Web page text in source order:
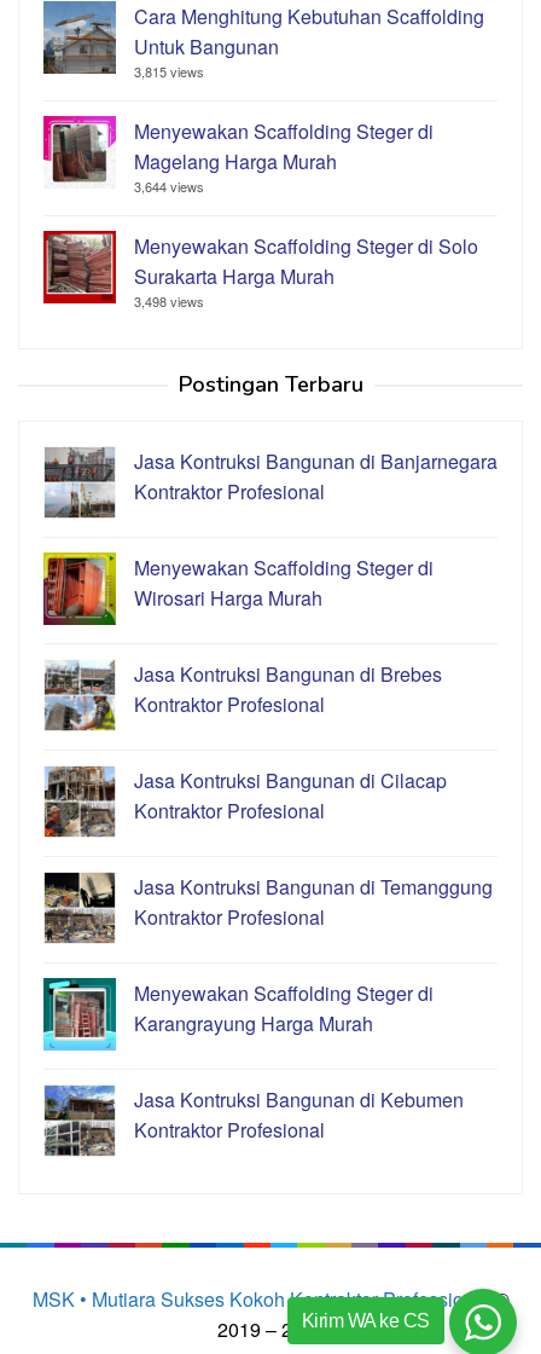
Cara Menghitung Kebutuhan Scaffolding
Untuk Bangunan
3,815 views
Menyewakan Scaffolding Steger di
Magelang Harga Murah
3,644 views
Menyewakan Scaffolding Steger di Solo
Surakarta Harga Murah
3,498 views
Postingan Terbaru
Jasa Kontruksi Bangunan di Banjarnegara
Kontraktor Profesional
Menyewakan Scaffolding Steger di
Wirosari Harga Murah
Jasa Kontruksi Bangunan di Brebes
Kontraktor Profesional
Jasa Kontruksi Bangunan di Cilacap
Kontraktor Profesional
Jasa Kontruksi Bangunan di Temanggung
Kontraktor Profesional
Menyewakan Scaffolding Steger di
Karangrayung Harga Murah
Jasa Kontruksi Bangunan di Kebumen
Kontraktor Profesional
MSK • Mutiara Sukses Kokoh Kontraktor Professional©
2019 – 2023Kirim WA ke CS